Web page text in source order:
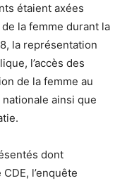
étaient axées
la femme durant la
la représentation
l’accès des
de la femme au
ainsi que
dont
l’enquête